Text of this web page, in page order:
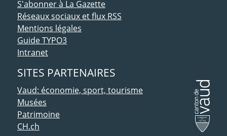
S'abonner à La Gazette
Réseaux sociaux et flux RSS
Mentions légales
Guide TYPO3
Intranet
SITES PARTENAIRES
Vaud: économie, sport, tourisme
Musées
Patrimoine
CH.ch